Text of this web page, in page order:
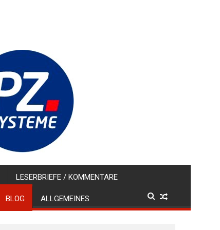
LESERBRIEFE / KOMMENTARE
BLOG ALLGEMEINES